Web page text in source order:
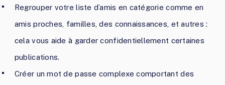
Regrouper votre liste d’amis en catégorie comme en
amis proches, familles, des connaissances, et autres :
cela vous aide à garder confidentiellement certaines
publications.
Créer un mot de passe complexe comportant des